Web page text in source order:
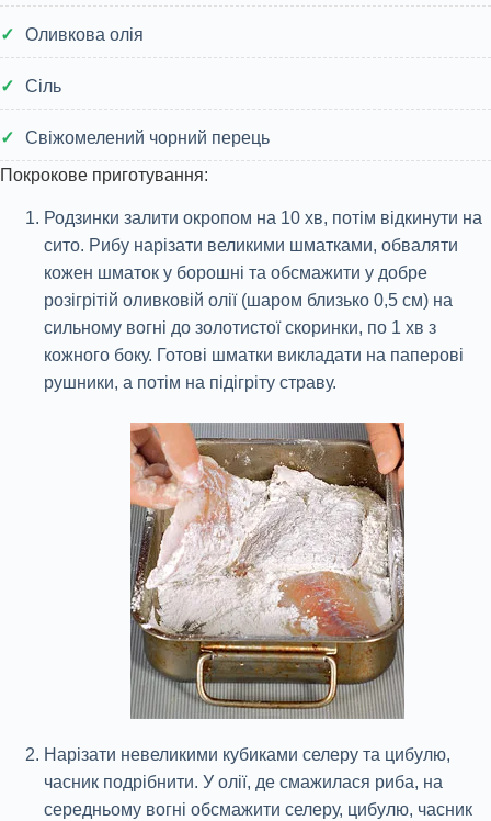
Оливкова олія
Сіль
Свіжомелений чорний перець
Покрокове приготування:
Родзинки залити окропом на 10 хв, потім відкинути на
сито. Рибу нарізати великими шматками, обваляти
кожен шматок у борошні та обсмажити у добре
розігрітій оливковій олії (шаром близько 0,5 см) на
сильному вогні до золотистої скоринки, по 1 хв з
кожного боку. Готові шматки викладати на паперові
рушники, а потім на підігріту страву.
Нарізати невеликими кубиками селеру та цибулю,
часник подрібнити. У олії, де смажилася риба, на
середньому вогні обсмажити селеру, цибулю, часник